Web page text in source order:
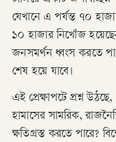
যেখানে এ পর্যন্ত ৭০
১০ হাজার নিখোঁজ
জনসমর্থন ধ্বংস করতে
শেষ হয়ে যাবে।
​এই প্রেক্ষাপটে প্রশ্ন
হামাসের সামরিক,
ক্ষতিগ্রস্ত করতে পারে?